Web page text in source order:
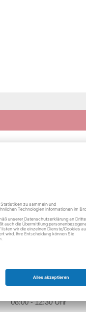
08:00 - 12:30 Uhr
15:00 - 18:00 Uhr
08:00 - 12:30 Uhr
08:00 - 12:30 Uhr